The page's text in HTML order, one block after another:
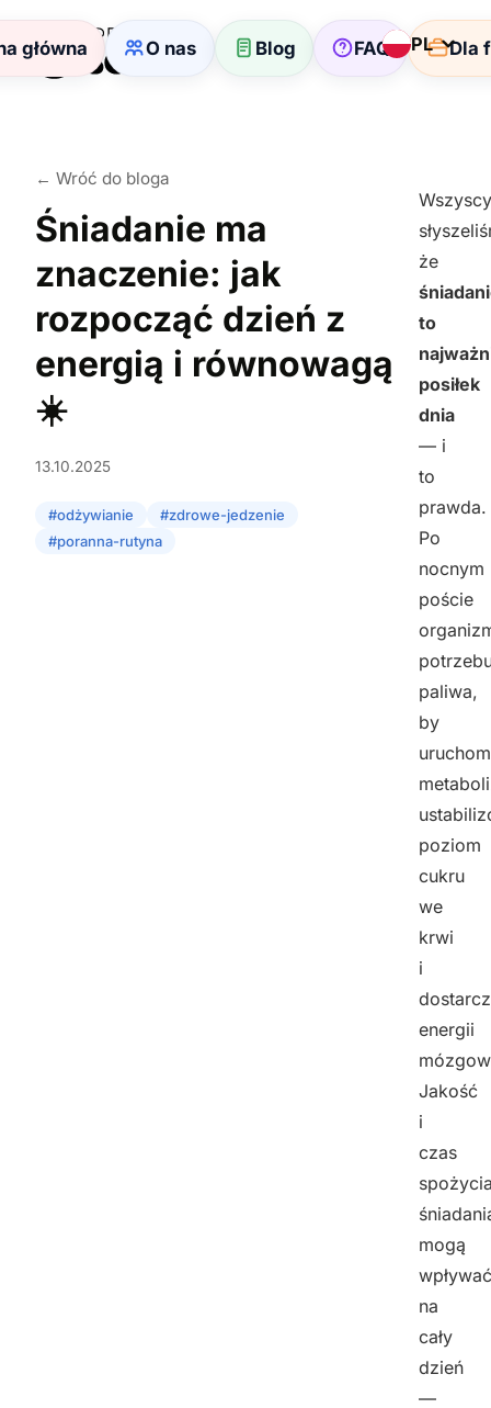
główna O nas Blog FAQ Dla
PL
← Wróć do bloga
Śniadanie ma
znaczenie: jak
rozpocząć dzień z
energią i równowagą
☀️
13.10.2025
#odżywianie
#zdrowe-jedzenie
#poranna-rutyna
Wszyscy
że
to
posiłek
dnia
— i
to
prawda.
Po
nocnym
poście
paliwa,
by
poziom
cukru
we
krwi
i
energii
Jakość
i
czas
mogą
wpływać
na
cały
dzień
—